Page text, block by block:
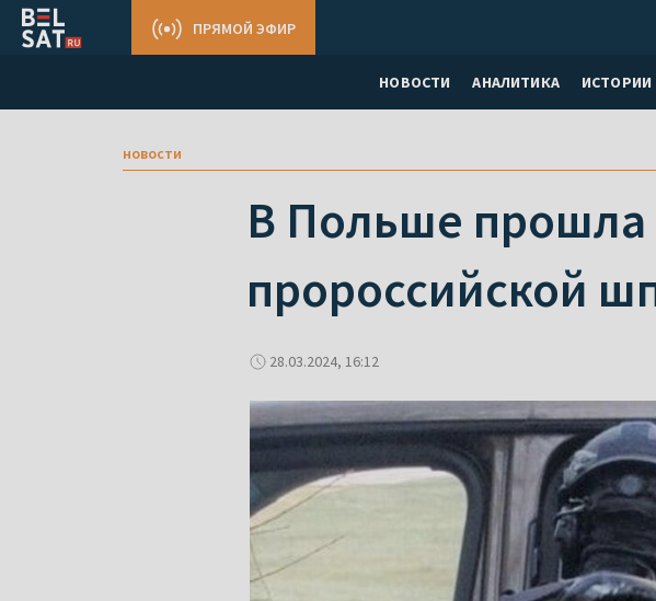
НОВОСТИ АНАЛИТИКА ИСТОРИИ
ПРЯМОЙ ЭФИР
новости
В Польше прошла
пророссийской
28.03.2024, 16:12